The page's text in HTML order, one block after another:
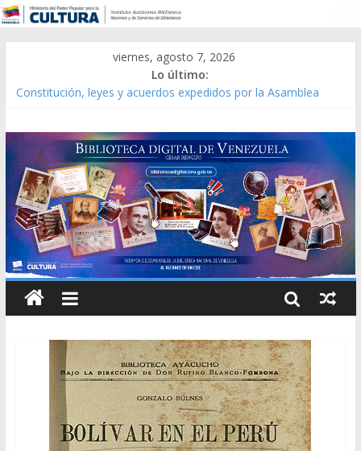
viernes, agosto 7, 2026
Lo último:
Catálogo temático de obras de Modesta Bor
Constitución, leyes y acuerdos expedidos por la Asamblea
Una Parálisis [material gráfico]
Modesta Bor Sánchez [material gráfico]
Gaceta Oficial de la República de Venezuela año CXXXIII Mes V,
Caracas 09 de marzo de 2006 N° 38.394